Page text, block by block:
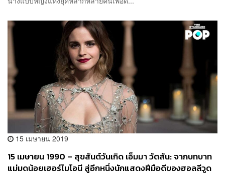
15 เมษายน 2019
15 เมษายน 1990 – สุขสันต์วันเกิด เอ็มมา วัตสัน: จากบทบาท
แม่มดน้อยเฮอร์ไมโอนี สู่อีกหนึ่งนักแสดงฝีมือดีของฮอลลีวูด